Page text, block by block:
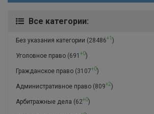
Все категории:
Без указания категории (28486+1 )
Уголовное право (691 +0)
Гражданское право (3107+0)
Административное право (809+2)
Арбитражные дела (62+0)